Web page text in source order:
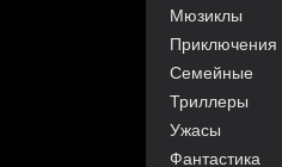
Мюзиклы
Приключения
Семейные
Триллеры
Ужасы
Фантастика